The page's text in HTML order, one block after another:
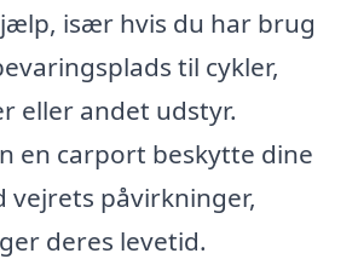
især hvis du har brug
til cykler,
eller andet udstyr.
en carport beskytte dine
vejrets påvirkninger,
deres levetid.